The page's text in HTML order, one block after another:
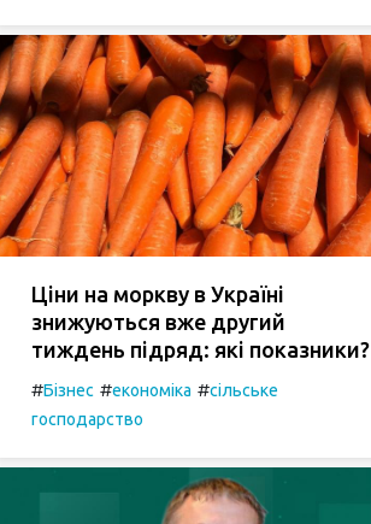
Ціни на моркву в Україні
знижуються вже другий
тиждень підряд: які показники?
#Бізнес #економіка #сільське
господарство